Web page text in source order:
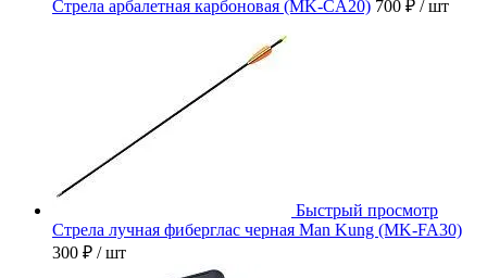
Стрела арбалетная карбоновая (MK-CA20) 700 ₽ / шт
Быстрый просмотр
Стрела лучная фиберглас черная Man Kung (MK-FA30)
300 ₽ / шт